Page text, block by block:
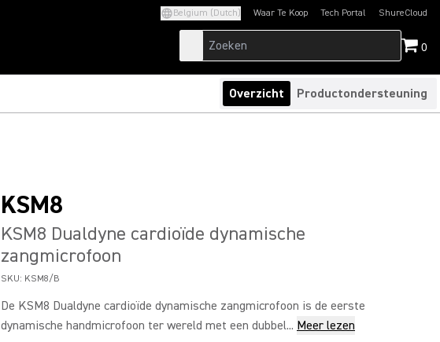
Belgium (Dutch) Waar Te Koop Tech Portal
(Opens in a new tab)ShureCloud
(Opens in a new
0
Overzicht Productondersteuning
KSM8
KSM8 Dualdyne cardioïde dynamische
zangmicrofoon
SKU: KSM8/B
De KSM8 Dualdyne cardioïde dynamische zangmicrofoon is de eerste
dynamische handmicrofoon ter wereld met een dubbel... Meer lezen